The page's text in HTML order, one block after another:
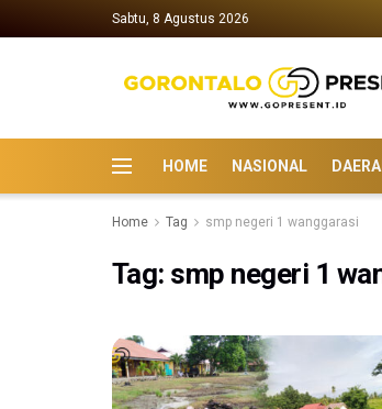
Sabtu, 8 Agustus 2026
HOME NASIONAL
Home Tag smp negeri 1 wanggarasi
Tag: smp negeri 1